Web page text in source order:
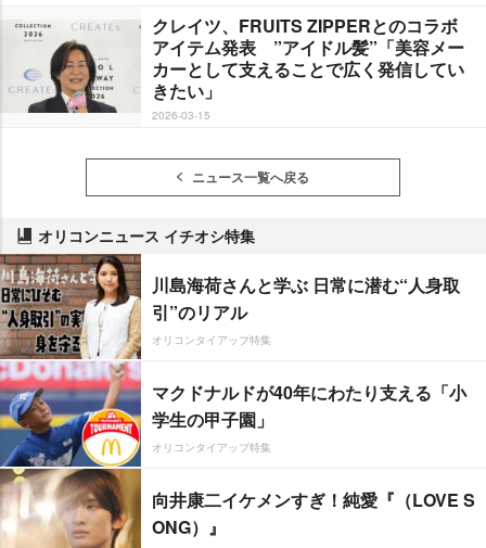
クレイツ、FRUITS ZIPPERとのコラボ
アイテム発表 ”アイドル髪”「美容メー
カーとして支えることで広く発信してい
きたい」
2026-03-15
ニュース一覧へ戻る
オリコンニュース イチオシ特集
川島海荷さんと学ぶ 日常に潜む“人身取
引”のリアル
オリコンタイアップ特集
マクドナルドが40年にわたり支える「小
学生の甲子園」
オリコンタイアップ特集
向井康二イケメンすぎ！純愛『（LOVE S
ONG）』